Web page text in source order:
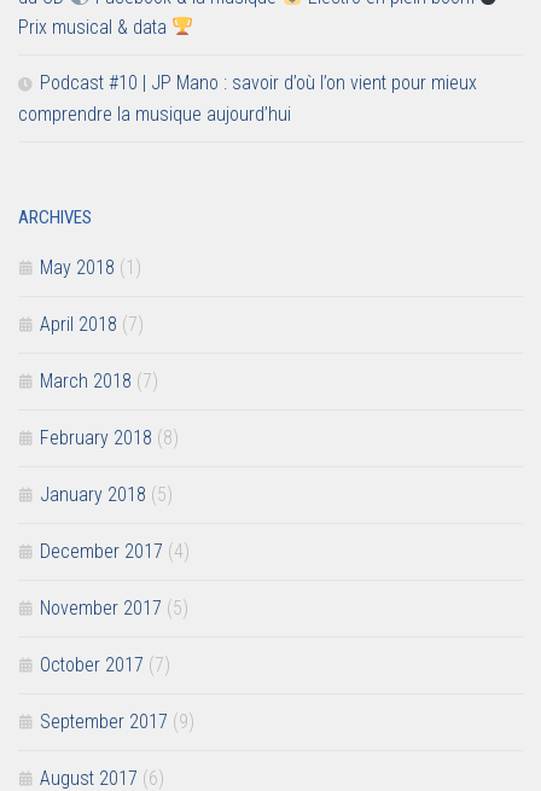
Prix musical & data
Podcast #10 | JP Mano : savoir d’où l’on vient pour mieux
comprendre la musique aujourd’hui
ARCHIVES
May 2018 (1)
April 2018 (7)
March 2018 (7)
February 2018 (8)
January 2018 (5)
December 2017 (4)
November 2017 (5)
October 2017 (7)
September 2017 (9)
August 2017 (6)